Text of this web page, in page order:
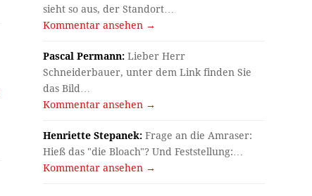
sieht so aus, der Standort…
Kommentar ansehen →
Pascal Permann: Lieber Herr
Schneiderbauer, unter dem Link finden Sie
das Bild…
Kommentar ansehen →
Henriette Stepanek: Frage an die Amraser:
Hieß das "die Bloach"? Und Feststellung:…
Kommentar ansehen →